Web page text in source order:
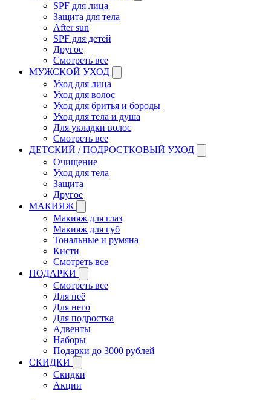
SPF для лица
Защита для тела
After sun
SPF для детей
Другое
Смотреть все
МУЖСКОЙ УХОД
Уход для лица
Уход для волос
Уход для бритья и бороды
Уход для тела и душа
Для укладки волос
Смотреть все
ДЕТСКИЙ / ПОДРОСТКОВЫЙ УХОД
Очищение
Уход для тела
Защита
Другое
МАКИЯЖ
Макияж для глаз
Макияж для губ
Тональные и румяна
Кисти
Смотреть все
ПОДАРКИ
Смотреть все
Для неё
Для него
Для подростка
Адвенты
Наборы
Подарки до 3000 рублей
СКИДКИ
Скидки
Акции